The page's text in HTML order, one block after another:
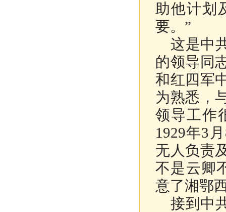
助他计划
要。”
这是中
的领导同
和红四军
为熟悉，
领导工作
1929年3
无人负责
不是云卿
意了湘鄂
接到中